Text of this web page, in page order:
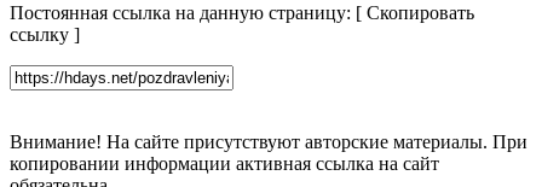
Постоянная ссылка на данную страницу: [ Скопировать
ссылку ]
Внимание! На сайте присутствуют авторские материалы. При
копировании информации активная ссылка на сайт